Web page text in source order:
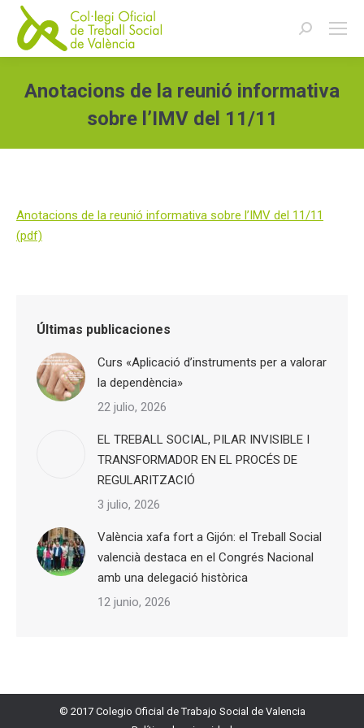
Buscar:
Anotacions de la reunió informativa
sobre l’IMV del 11/11
Anotacions de la reunió informativa sobre l’IMV del 11/11
(pdf)
Últimas publicaciones
Curs «Aplicació d’instruments per a valorar
la dependència»
22 julio, 2026
EL TREBALL SOCIAL, PILAR INVISIBLE I
TRANSFORMADOR EN EL PROCÉS DE
REGULARITZACIÓ
3 julio, 2026
València xafa fort a Gijón: el Treball Social
valencià destaca en el Congrés Nacional
amb una delegació històrica
12 junio, 2026
© 2017 Colegio Oficial de Trabajo Social de Valencia